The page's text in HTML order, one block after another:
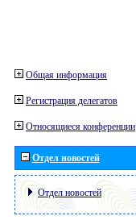
Общая информация
Регистрация делегатов
Относящиеся конференции
Отдел новостей
Отдел новостей